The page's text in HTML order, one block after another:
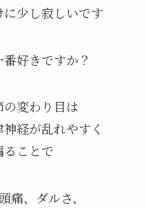
少し寂しいです
好きですか？
変わり目は
経が乱れやすく
ことで
痛、ダルさ、